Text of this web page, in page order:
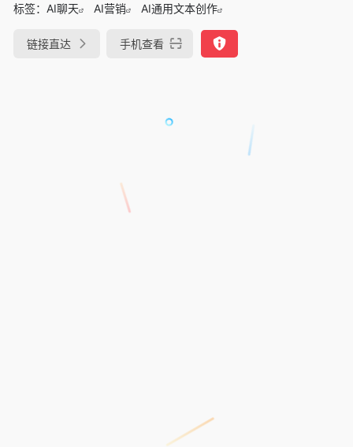
标签： AI聊天 AI营销 AI通用文本创作
链接直达 手机查看